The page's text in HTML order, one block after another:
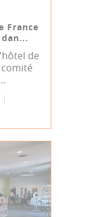
France
de